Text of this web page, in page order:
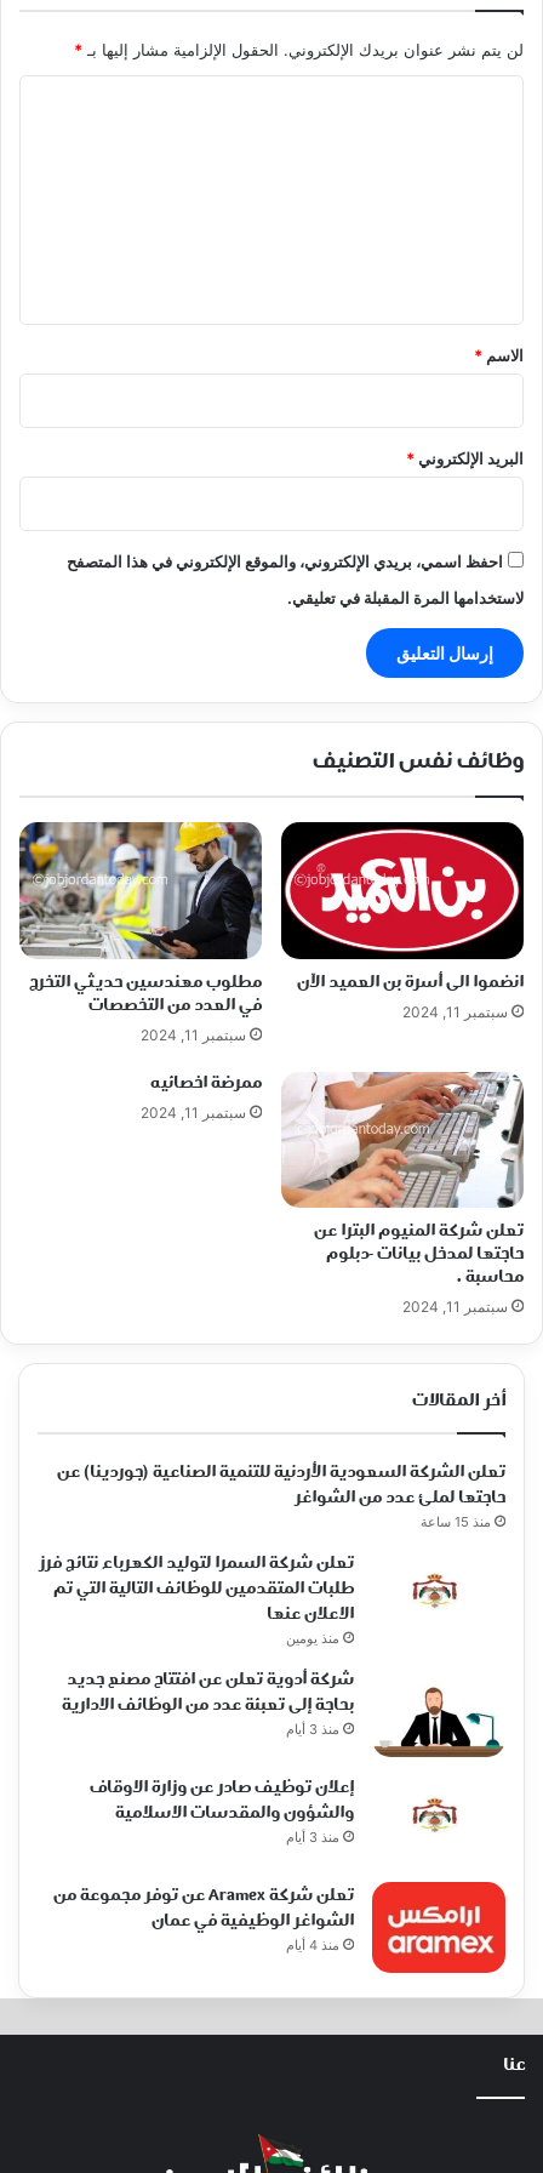
لن يتم نشر عنوان بريدك الإلكتروني. الحقول الإلزامية مشار إليها بـ *
*
الاسم *
البريد الإلكتروني*
احفظ اسمي، بريدي الإلكتروني، والموقع الإلكتروني في هذا المتصفح
لاستخدامها المرة المقبلة في تعليقي.
وظائف نفس التصنيف
انضموا الى أسرة بن العميد الآن
سبتمبر 11, 2024
مطلوب مهندسين حديثي التخرج
في العدد من التخصصات
سبتمبر 11, 2024
تعلن شركة المنيوم البترا عن
حاجتها لمدخل بيانات -دبلوم
محاسبة .
سبتمبر 11, 2024
ممرضة اخصائيه
سبتمبر 11, 2024
أخر المقالات
تعلن الشركة السعودية الأردنية للتنمية الصناعية (جوردينا) عن
حاجتها لملئ عدد من الشواغر
منذ 15 ساعة
تعلن شركة السمرا لتوليد الكهرباء نتائج فرز
طلبات المتقدمين للوظائف التالية التي تم
الاعلان عنها
منذ يومين
شركة أدوية تعلن عن افتتاح مصنع جديد
بحاجة إلى تعبئة عدد من الوظائف الادارية
منذ 3 أيام
إعلان توظيف صادر عن وزارة الاوقاف
والشؤون والمقدسات الاسلامية
منذ 3 أيام
تعلن شركة Aramex عن توفر مجموعة من
الشواغر الوظيفية في عمان
منذ 4 أيام
عنا